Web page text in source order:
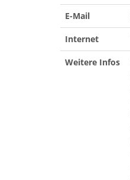
E-Mail
Internet
Weitere Infos